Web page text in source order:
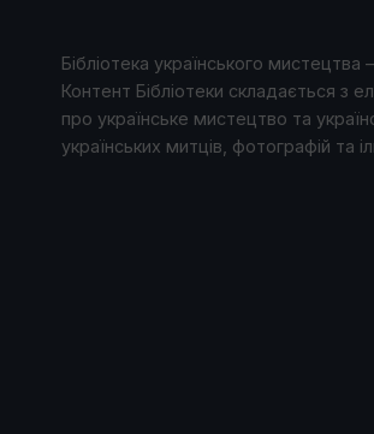
Бібліотека українського
Контент Бібліотеки складається з
про українське мистецтво та
українських митців, фотографій та